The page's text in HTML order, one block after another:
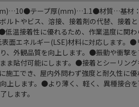
テープ厚(mm)…1.1●材質…基材：
トやビス、溶接、接着剤の代替、接着
温接着性に優れるため、作業温度に関
面エネルギー(LSE)材料に対応します。
外観品質を向上します。●振動や衝撃
ま貼付可能にします。●接着とシーリン
工でき、屋内外問わず強度と耐久性に
上します。●より薄く、軽く、異種接合
します。